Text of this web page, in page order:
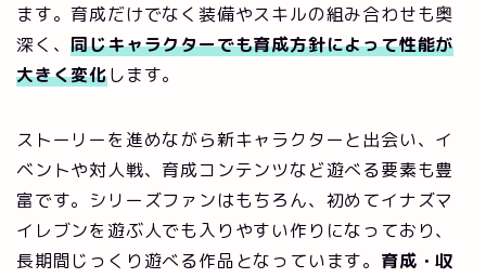
ます。育成だけでなく装備やスキルの組み合わせも奥
深く、同じキャラクターでも育成方針によって性能が
大きく変化します。
ストーリーを進めながら新キャラクターと出会い、イ
ベントや対人戦、育成コンテンツなど遊べる要素も豊
富です。シリーズファンはもちろん、初めてイナズマ
イレブンを遊ぶ人でも入りやすい作りになっており、
長期間じっくり遊べる作品となっています。 育成・収